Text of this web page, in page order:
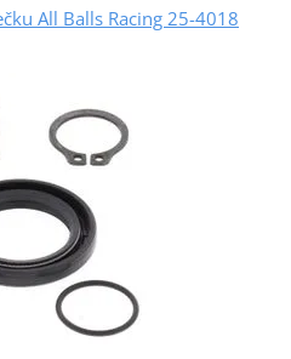
All Balls Racing 25-4018